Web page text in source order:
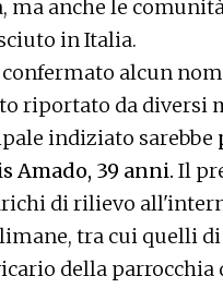
ma anche le
in Italia.
confermato alcun
riportato da diversi
indiziato sarebbe
Amado, 39 anni. Il
di rilievo
tra cui quelli di
della parrocchia